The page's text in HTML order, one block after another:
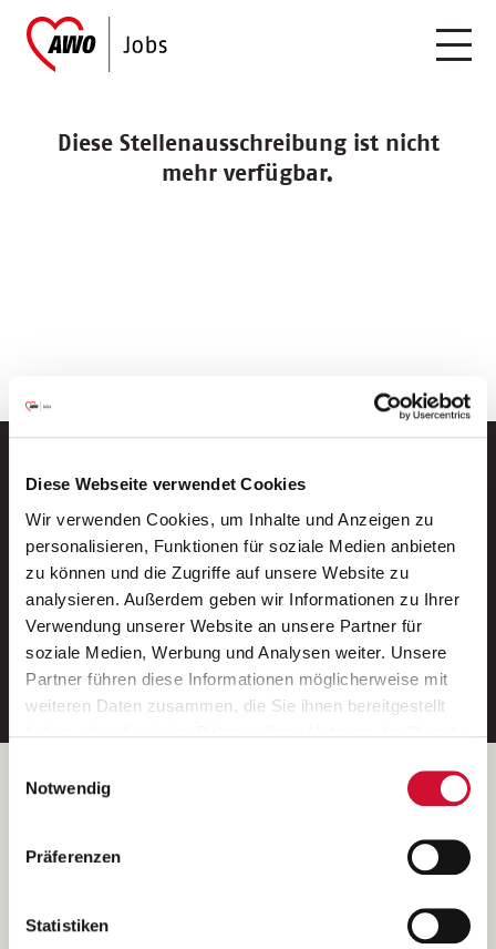
Diese Webseite verwendet Cookies
Wir verwenden Cookies, um Inhalte und Anzeigen zu
personalisieren, Funktionen für soziale Medien anbieten
zu können und die Zugriffe auf unsere Website zu
analysieren. Außerdem geben wir Informationen zu Ihrer
Verwendung unserer Website an unsere Partner für
soziale Medien, Werbung und Analysen weiter. Unsere
Partner führen diese Informationen möglicherweise mit
weiteren Daten zusammen, die Sie ihnen bereitgestellt
Wenn Sie auf „Cookies zulassen“ klicken, so stimmen
Sie der Speicherung sämtlicher Cookies zu. Sie können
Ihre Einwilligung selbstverständlich jederzeit widerrufen,
indem Sie die Cookie-Einstellungen aufrufen und diese
unsererDatenschutzerklärung
Notwendig
Präferenzen
Statistiken
Diese Stellenausschreibung ist nicht
mehr verfügbar.
Neue Stellen per E-Mail.
Ein kostenloser Service von AWO
Jobs.
E-Mail-Adresse eintragen
Betreiber der Webseite
Kantstraße 45a
(Ein Tochterunternehmen des AWO Bezirksverbandes Unterfranken
e.V.)